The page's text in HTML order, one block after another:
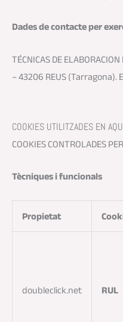
Dades de contacte per
TÉCNICAS DE ELABORACION
– 43206 REUS
COOKIES UTILITZADES EN
COOKIES CONTROLADES
Tècniques i funcionals
Propietat
doubleclick.net RUL